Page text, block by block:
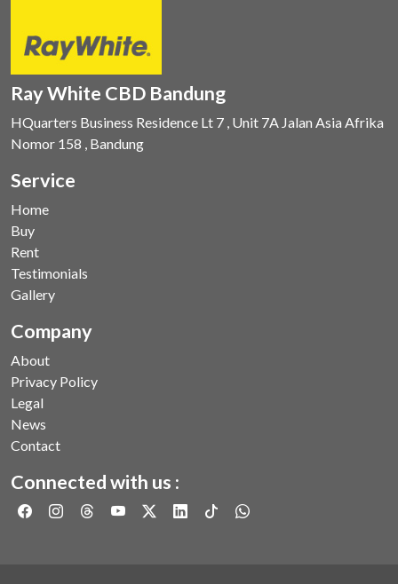
Ray White CBD Bandung
HQuarters Business Residence Lt 7 , Unit 7A Jalan Asia Afrika
Nomor 158 , Bandung
Service
Home
Buy
Rent
Testimonials
Gallery
Company
About
Privacy Policy
Legal
News
Contact
Connected with us :